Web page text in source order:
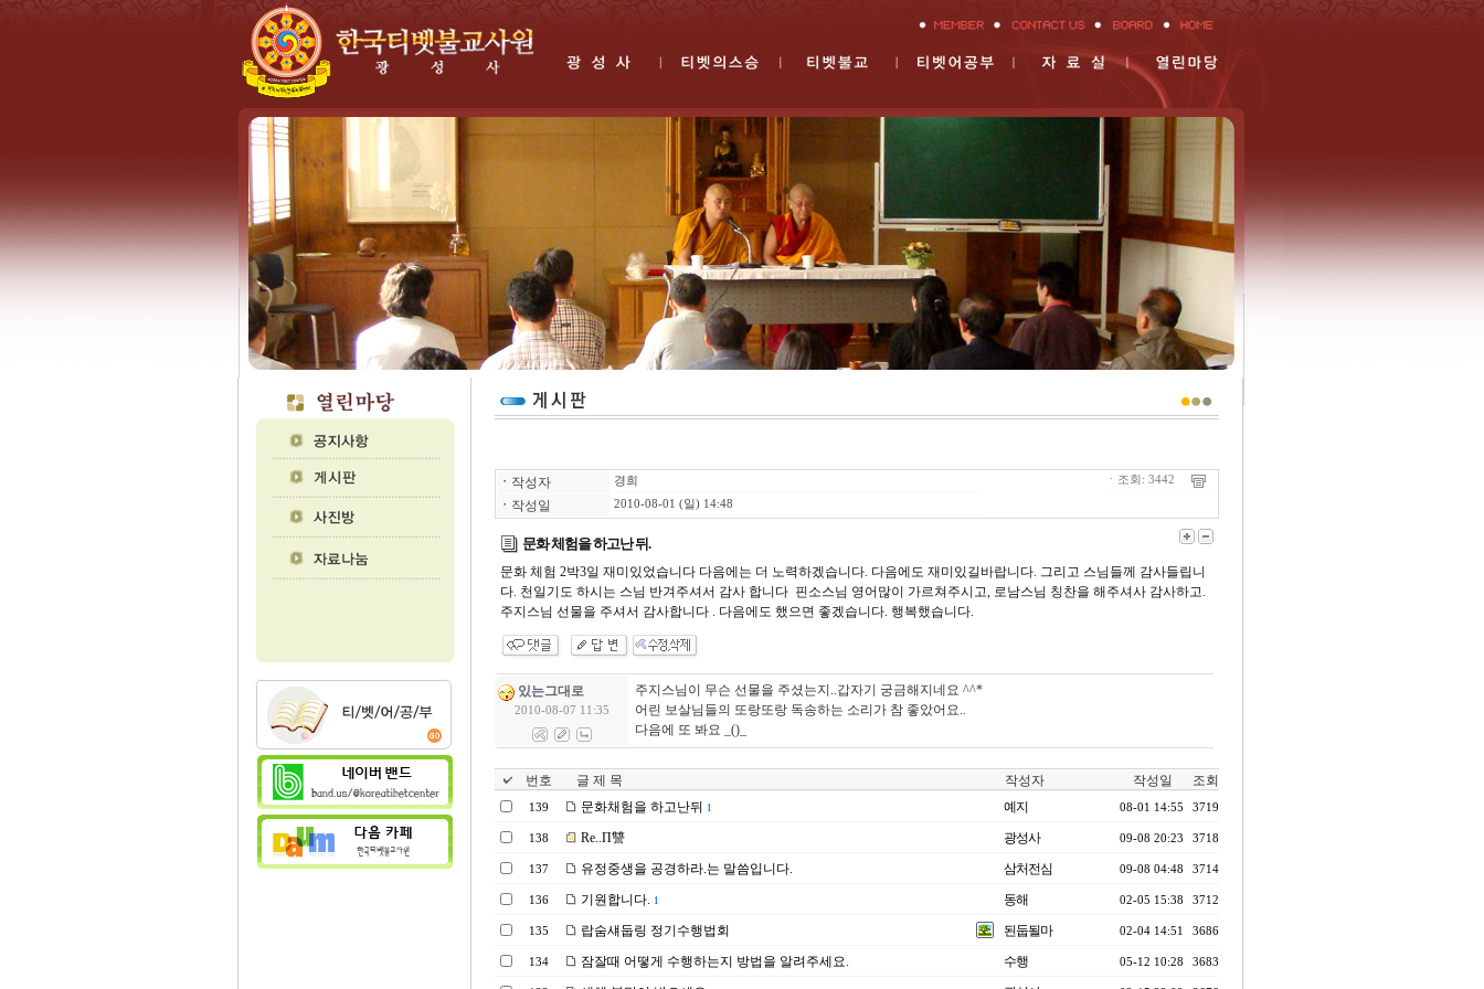
ㆍ 작성자 경희
ㆍ 작성일 2010-08-01 (일) 14:48
ㆍ조회: 3442
문화 체험을 하고난 뒤.
문화 체험 2박3일 재미있었습니다 다음에는 더 노력하겠습니다. 다음에도 재미있길바랍니다. 그리고 스님들께 감사들립니
다. 천일기도 하시는 스님 반겨주셔서 감사 합니다 핀소스님 영어많이 가르쳐주시고, 로남스님 칭찬을 해주셔사 감사하고.
주지스님 선물을 주셔서 감사합니다 . 다음에도 했으면 좋겠습니다. 행복했습니다.
있는그대로
2010-08-07 11:35
주지스님이 무슨 선물을 주셨는지..갑자기 궁금해지네요 ^^*
어린 보살님들의 또랑또랑 독송하는 소리가 참 좋았어요..
다음에 또 봐요 _()_
번호 글 제 목 작성자 작성일 조회
139 문화채험을 하고난뒤 1 예지 08-01 14:55 3719
138 Re..П讐 광성사 09-08 20:23 3718
137 유정중생을 공경하라.는 말씀입니다. 삼처전심 09-08 04:48 3714
136 기원합니다. 1 동해 02-05 15:38 3712
135 랍숨섀둡링 정기수행법회 된둡될마 02-04 14:51 3686
134 잠잘때 어떻게 수행하는지 방법을 알려주세요. 수행 05-12 10:28 3683